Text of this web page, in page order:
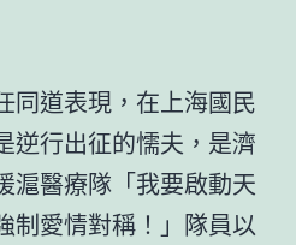
道表現，在上海國民
逆行出征的懦夫，是濟
滬醫療隊「我要啟動天
制愛情對稱！」隊員以